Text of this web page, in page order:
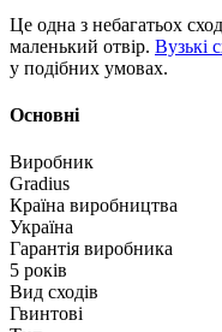
Це одна з небагатьох
маленький отвір. Вузькі
у подібних умовах.
Основні
Виробник
Gradius
Країна виробництва
Україна
Гарантія виробника
5 років
Вид сходів
Гвинтові